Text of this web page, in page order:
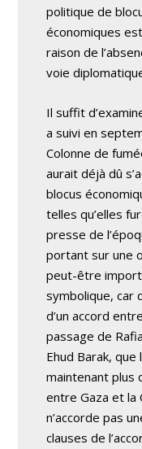
politique de
économiques
raison de
voie
Il suffit
a suivi en
Colonne de
aurait déjà dû
blocus
telles qu’elles
presse de
portant sur une
peut-être
symbolique, car
d’un accord
passage de
Ehud Barak, que
maintenant plus
entre Gaza et la
n’accorde pas
clauses de